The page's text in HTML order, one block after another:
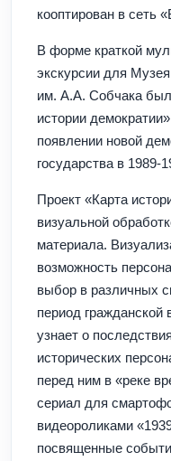
кооптирован в сеть
В форме краткой
экскурсии для
им. А.А. Собчака
истории
появлении новой
государства в 1989-
Проект «Карта
визуальной
материала.
возможность
выбор в различных
период гражданской
узнает о
исторических
перед ним в «реке
сериал для
видеороликами
посвященные